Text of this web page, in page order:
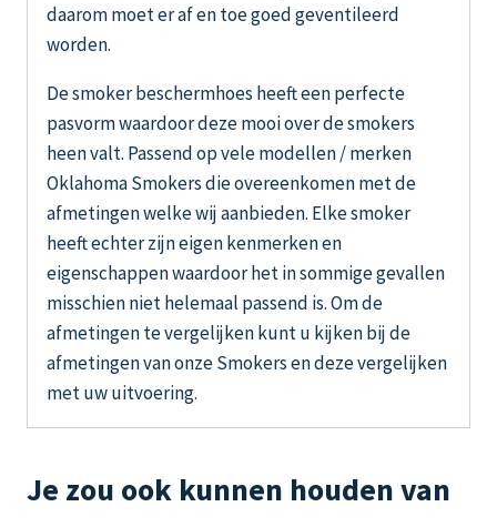
daarom moet er af en toe goed geventileerd
worden.
De smoker beschermhoes heeft een perfecte
pasvorm waardoor deze mooi over de smokers
heen valt. Passend op vele modellen / merken
Oklahoma Smokers die overeenkomen met de
afmetingen welke wij aanbieden. Elke smoker
heeft echter zijn eigen kenmerken en
eigenschappen waardoor het in sommige gevallen
misschien niet helemaal passend is. Om de
afmetingen te vergelijken kunt u kijken bij de
afmetingen van onze Smokers en deze vergelijken
met uw uitvoering.
Je zou ook kunnen houden van